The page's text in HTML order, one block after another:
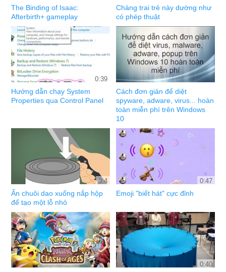
The Binding of Isaac:
Afterbirth+ gameplay
Chàng trai trẻ này dường như
có phép thuật
0:39
Hướng dẫn chạy System
Properties qua Control Panel
Cách đơn giản để diệt
spyware, adware, virus... hoàn
toàn miễn phí trên Windows
10
0:4
Ấn chuôi dao xuống nắp hộp
để tạo một lỗ nhỏ
0:47
Emoji "biết hát" cực đỉnh
0:40